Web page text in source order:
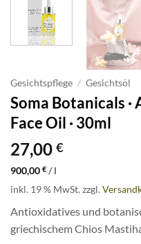
Gesichtspflege / Gesichtsöl
Soma Botanicals
Face Oil · 30ml
27,00 €
900,00 € /l
inkl. 19 % MwSt.zzgl.
Antioxidatives und
griechischem Chios